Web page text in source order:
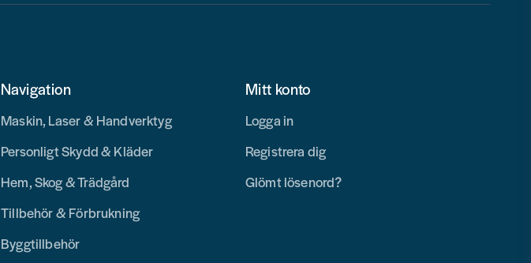
Navigation
Maskin, Laser & Handverktyg
Personligt Skydd & Kläder
Hem, Skog & Trädgård
Tillbehör & Förbrukning
Byggtillbehör
Mitt konto
Logga in
Registrera dig
Glömt lösenord?